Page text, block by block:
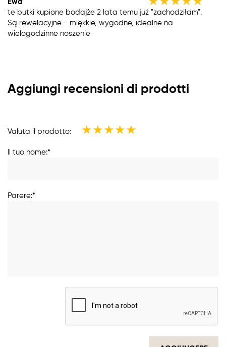
Ewa
te butki kupione bodajże 2 lata temu już "zachodziłam".
Są rewelacyjne - miękkie, wygodne, idealne na
wielogodzinne noszenie
Aggiungi recensioni di prodotti
Valuta il prodotto: ★★★★★
Il tuo nome:*
Parere:*